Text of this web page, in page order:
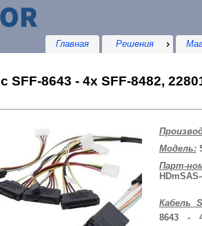
Главная Решения
SFF-8643 - 4x SFF-8482,
Модель:
Парт-
Кабель
8643 -